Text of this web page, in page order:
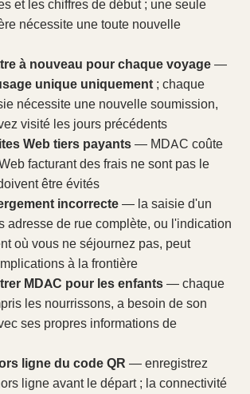
et les chiffres de début ; une seule
nécessite une toute nouvelle
à nouveau pour chaque voyage—
unique uniquement ; chaque
nécessite une nouvelle soumission,
visité les jours précédents
Web tiers payants— MDAC coûte
facturant des frais ne sont pas le
être évités
incorrecte— la saisie d'un
adresse de rue complète, ou l'indication
où vous ne séjournez pas, peut
à la frontière
MDAC pour les enfants— chaque
les nourrissons, a besoin de son
ses propres informations de
ligne du code QR — enregistrez
ligne avant le départ ; la connectivité